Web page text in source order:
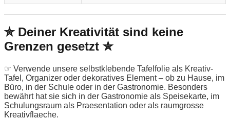
✮ Deiner Kreativität sind keine
Grenzen gesetzt ✮
☞ Verwende unsere selbstklebende Tafelfolie als Kreativ-
Tafel, Organizer oder dekoratives Element – ob zu Hause, im
Büro, in der Schule oder in der Gastronomie. Besonders
bewährt hat sie sich in der Gastronomie als Speisekarte, im
Schulungsraum als Praesentation oder als raumgrosse
Kreativflaeche.